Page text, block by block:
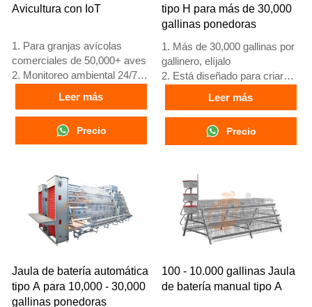
Avicultura con IoT
1. Para granjas avícolas
comerciales de 50,000+ aves
2. Monitoreo ambiental 24/7
3. Mejora en conversión
alimenticia del 15-20%
4. Incremento en producción
de huevos del 10%
5. Número de
+8618830120193
Leer más
Precio
tipo H para más de 30,000
gallinas ponedoras
1. Más de 30,000 gallinas por
gallinero, elíjalo
2. Está diseñado para criar
pollos de 12 o 16 semanas de
edad hasta gallinas ponedoras
adultas
3. Su vida útil es de más de
25 años
24 horas. El número de
WhatsApp es
+8618830120193, +234
8111199996
Leer más
Precio
Jaula de batería automática
tipo A para 10,000 - 30,000
gallinas ponedoras
100 - 10.000 gallinas Jaula
de batería manual tipo A